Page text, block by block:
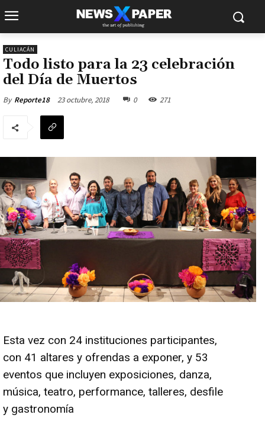
CULIACÁN
Todo listo para la 23 celebración
del Día de Muertos
By Reporte18 23 octubre, 2018 0 271
Esta vez con 24 instituciones participantes,
con 41 altares y ofrendas a exponer, y 53
eventos que incluyen exposiciones, danza,
música, teatro, performance, talleres, desfile
y gastronomía